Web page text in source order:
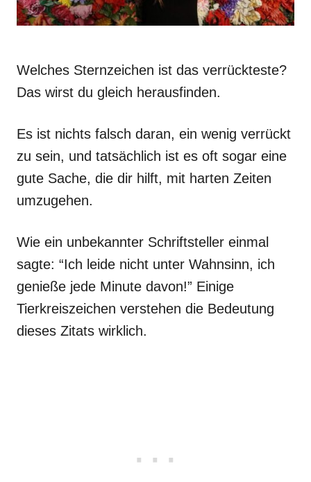
Welches Sternzeichen ist das verrückteste?
Das wirst du gleich herausfinden.
Es ist nichts falsch daran, ein wenig verrückt
zu sein, und tatsächlich ist es oft sogar eine
gute Sache, die dir hilft, mit harten Zeiten
umzugehen.
Wie ein unbekannter Schriftsteller einmal
sagte: “Ich leide nicht unter Wahnsinn, ich
genieße jede Minute davon!” Einige
Tierkreiszeichen verstehen die Bedeutung
dieses Zitats wirklich.